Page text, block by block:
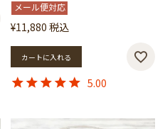
メール便対応
¥11,880 税込
カートに入れる
5.00